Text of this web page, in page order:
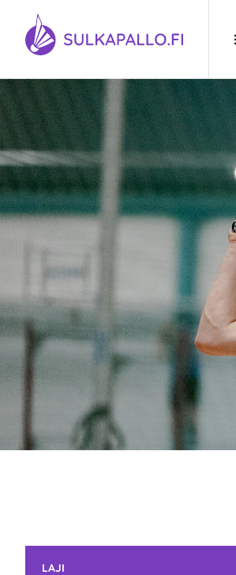
Siirry sivun sisältöön
SIIRRY ETUSIVULLE
Ohita valikko
LAJI